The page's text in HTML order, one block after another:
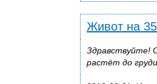
Живот на
Здравствуйте!
растёт до